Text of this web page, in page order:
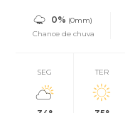
0% (0mm)
Chance de chuva
SEG TER